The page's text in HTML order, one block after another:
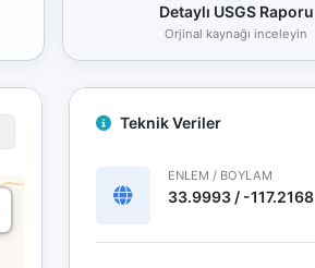
Detaylı USGS Raporu
Orjinal kaynağı inceleyin
Teknik Veriler
ENLEM / BOYLAM
33.9993 / -117.2168